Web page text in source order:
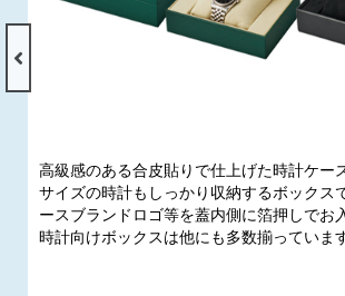
高級感のある合皮貼りで仕上げた時計ケー
サイズの時計もしっかり収納するボックス
ースブランドロゴ等を蓋内側に箔押しでお
時計向けボックスは他にも多数揃っています